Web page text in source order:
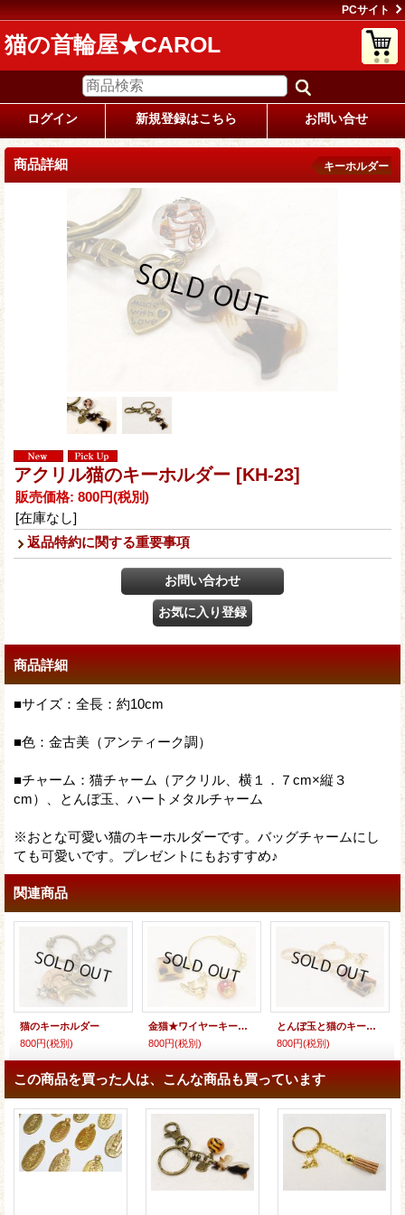
PCサイト
猫の首輪屋★CAROL
ログイン 新規登録はこちら お問い合せ
商品詳細 キーホルダー
アクリル猫のキーホルダー [KH-23]
販売価格: 800円(税別)
[在庫なし]
返品特約に関する重要事項
商品詳細
■サイズ：全長：約10cm
■色：金古美（アンティーク調）
■チャーム：猫チャーム（アクリル、横１．７cm×縦３
cm）、とんぼ玉、ハートメタルチャーム
※おとな可愛い猫のキーホルダーです。バッグチャームにし
ても可愛いです。プレゼントにもおすすめ♪
関連商品
猫のキーホルダー
800円(税別)
金猫★ワイヤーキーホルダー
800円(税別)
とんぼ玉と猫のキーホルダー
800円(税別)
この商品を買った人は、こんな商品も買っています